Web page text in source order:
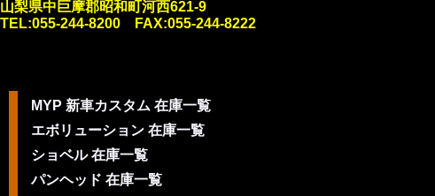
山梨県中巨摩郡昭和町河西621-9
TEL:055-244-8200 FAX:055-244-8222
MYP 新車カスタム 在庫一覧
エボリューション 在庫一覧
ショベル 在庫一覧
パンヘッド 在庫一覧